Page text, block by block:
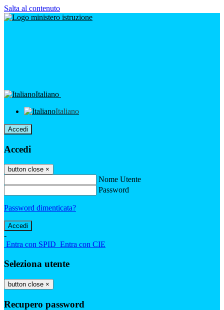
Salta al contenuto
Italiano
Italiano
Accedi
Accedi
button close ×
Nome Utente
Password
Password dimenticata?
-
Entra con SPID Entra con CIE
Seleziona utente
button close ×
Recupero password